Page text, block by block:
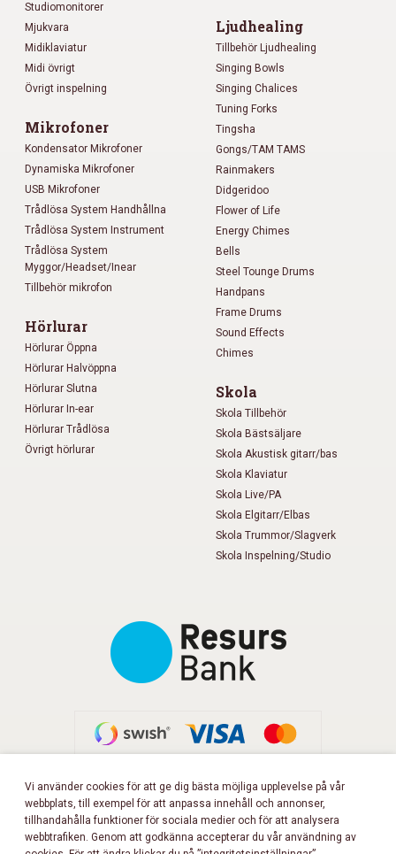
Studiomonitorer
Mjukvara
Midiklaviatur
Midi övrigt
Övrigt inspelning
Mikrofoner
Kondensator Mikrofoner
Dynamiska Mikrofoner
USB Mikrofoner
Trådlösa System Handhållna
Trådlösa System Instrument
Trådlösa System
Myggor/Headset/Inear
Tillbehör mikrofon
Hörlurar
Hörlurar Öppna
Hörlurar Halvöppna
Hörlurar Slutna
Hörlurar In-ear
Hörlurar Trådlösa
Övrigt hörlurar
Ljudhealing
Tillbehör Ljudhealing
Singing Bowls
Singing Chalices
Tuning Forks
Tingsha
Gongs/TAM TAMS
Rainmakers
Didgeridoo
Flower of Life
Energy Chimes
Bells
Steel Tounge Drums
Handpans
Frame Drums
Sound Effects
Chimes
Skola
Skola Tillbehör
Skola Bästsäljare
Skola Akustisk gitarr/bas
Skola Klaviatur
Skola Live/PA
Skola Elgitarr/Elbas
Skola Trummor/Slagverk
Skola Inspelning/Studio
FÖLJ OSS PÅ FACEBOOK!
Vi använder cookies för att ge dig bästa möjliga upplevelse på vår
webbplats, till exempel för att anpassa innehåll och annonser,
tillhandahålla funktioner för sociala medier och för att analysera
webbtrafiken. Genom att godkänna accepterar du vår användning av